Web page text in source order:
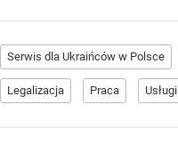
Serwis dla Ukraińców w Polsce
Legalizacja Praca Usługi